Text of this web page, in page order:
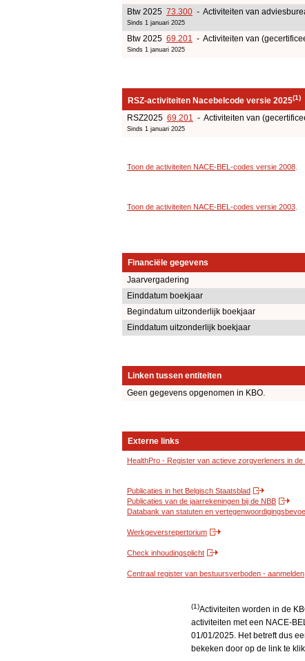
Btw 2025 73.300 - Activiteiten van
Sinds 1 januari 2025
Btw 2025 69.201 - Activiteiten van
Sinds 1 januari 2025
RSZ-activiteiten Nacebelcode versie 2025(1)
RSZ2025 69.201 - Activiteiten van
Sinds 1 januari 2025
Toon de activiteiten NACE-BEL-codes versie 2008
Toon de activiteiten NACE-BEL-codes versie 2003
Financiële gegevens
Jaarvergadering
Einddatum boekjaar
Begindatum uitzonderlijk boekjaar
Einddatum uitzonderlijk boekjaar
Linken tussen entiteiten
Geen gegevens opgenomen in KBO.
Externe links
HealthPro - Register van actieve zorgverleners in
Publicaties in het Belgisch Staatsblad
Publicaties van de jaarrekeningen bij de NBB
Databank van statuten en
Werkgeversrepertorium
Check inhoudingsplicht
Centraal register van bestuursverboden - aanmelden
(1)Activiteiten worden in de
activiteiten met een NACE-
01/01/2025. Het betreft dus
bekeken door op de link te